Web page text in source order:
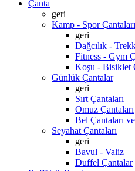
Çanta
geri
Kamp - Spor Çantaları
geri
Dağcılık -
Fitness - Gym
Koşu - Bisiklet
Günlük Çantalar
geri
Sırt Çantaları
Omuz Çantaları
Bel Çantaları
Seyahat Çantaları
geri
Bavul - Valiz
Duffel Çantalar